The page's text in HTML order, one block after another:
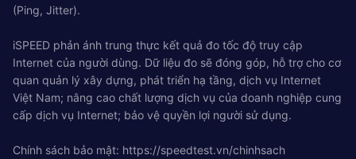
(Ping, Jitter).
iSPEED phản ánh trung thực kết quả đo tốc độ truy cập
Internet của người dùng. Dữ liệu đo sẽ đóng góp, hỗ trợ cho cơ
quan quản lý xây dựng, phát triển hạ tầng, dịch vụ Internet
Việt Nam; nâng cao chất lượng dịch vụ của doanh nghiệp cung
cấp dịch vụ Internet; bảo vệ quyền lợi người sử dụng.
Chính sách bảo mật: https://speedtest.vn/chinhsach